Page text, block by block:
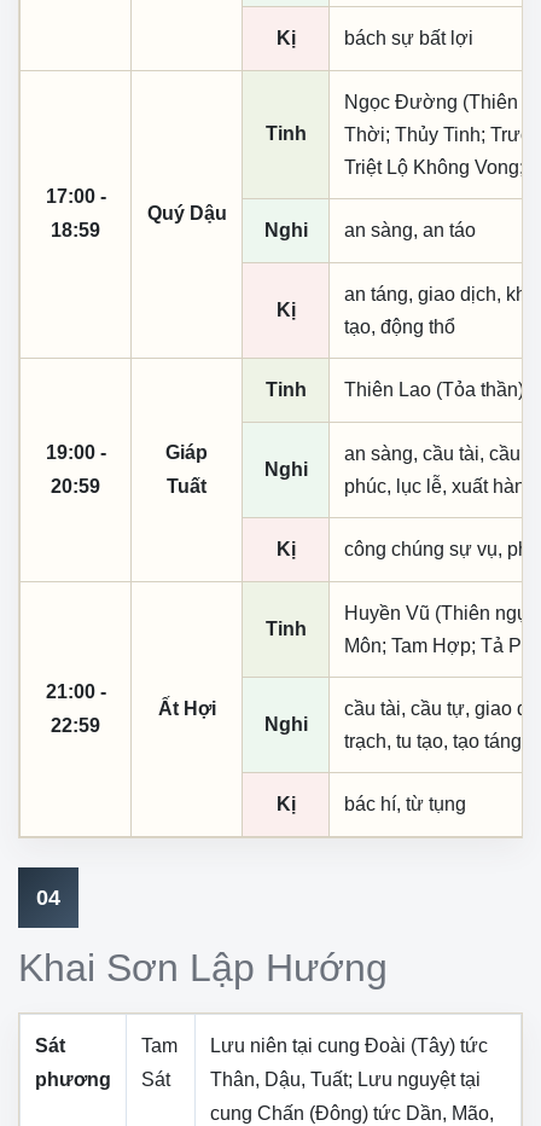
Kị bách sự bất lợi
17:00 -
18:59
Quý Dậu
Tinh
Ngọc Đường (Thiên
Thời; Thủy Tinh;
Triệt Lộ Không Vong;
Nghi an sàng, an táo
Kị
an táng, giao dịch,
tạo, động thổ
19:00 -
20:59
Giáp
Tuất
Tinh Thiên Lao (Tỏa thần);
Nghi
an sàng, cầu tài, cầu
phúc, lục lễ, xuất
Kị công chúng sự vụ,
21:00 -
22:59
Ất Hợi
Tinh
Huyền Vũ (Thiên
Môn; Tam Hợp; Tả
Nghi
cầu tài, cầu tự, giao
trạch, tu tạo, tạo táng,
Kị bác hí, từ tụng
04
Khai Sơn Lập Hướng
Sát
phương
Tam
Sát
Lưu niên tại cung Đoài (Tây) tức
Thân, Dậu, Tuất; Lưu nguyệt tại
cung Chấn (Đông) tức Dần, Mão,